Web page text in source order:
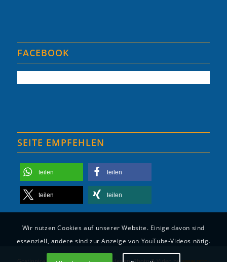
FACEBOOK
SEITE EMPFEHLEN
teilen teilen
teilen teilen
Wir nutzen Cookies auf unserer Website. Einige davon sind
essenziell, andere sind zur Anzeige von YouTube-Videos nötig.